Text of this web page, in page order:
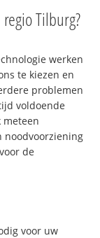
Tilburg?
werken
te kiezen en
problemen
voldoende
meteen
noodvoorziening
de
voor uw